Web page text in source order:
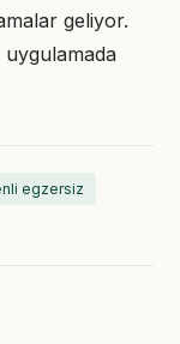
geliyor.
egzersiz